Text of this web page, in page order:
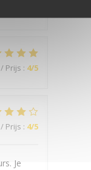
Prijs : 4/5
Prijs : 4/5
Je